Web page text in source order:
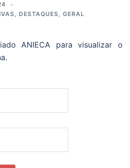
, DESTAQUES, GERAL
ANIECA para visualizar o